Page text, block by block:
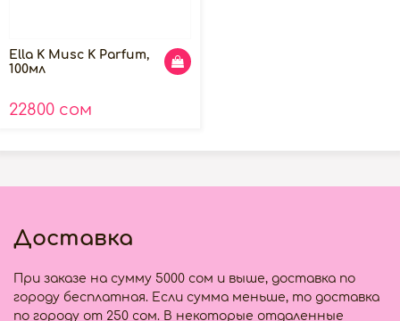
Ella K Musc K Parfum,
100мл
22800 сом
Доставка
При заказе на сумму 5000 сом и выше, доставка по
городу бесплатная. Если сумма меньше, то доставка
по городу от 250 сом. В некоторые отдаленные